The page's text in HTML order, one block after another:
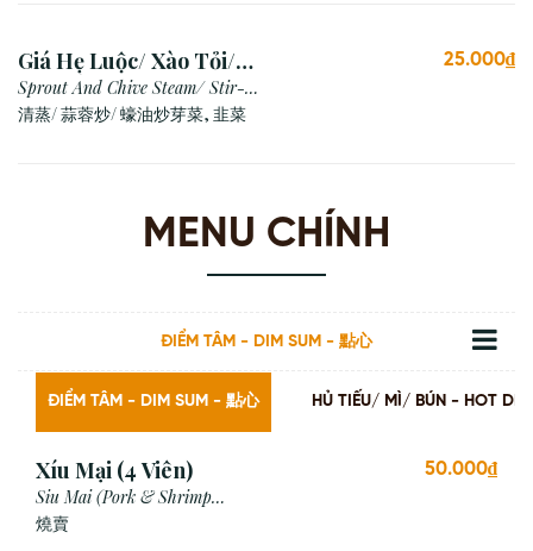
Giá Hẹ Luộc/ Xào Tỏi/
Xào Dầu Hào
Sprout And Chive Steam/ Stir-
fried with Garlic/ Oyster Sauce
清蒸/ 蒜蓉炒/ 蠔油炒芽菜, 韭菜
25.000₫
MENU CHÍNH
ĐIỂM TÂM - DIM SUM - 點心
ĐIỂM TÂM - DIM SUM - 點心 HỦ TIẾU/ MÌ/ BÚN - HOT
Xíu Mại (4 Viên)
Siu Mai (Pork & Shrimp
Dumpling)
燒賣
50.000₫